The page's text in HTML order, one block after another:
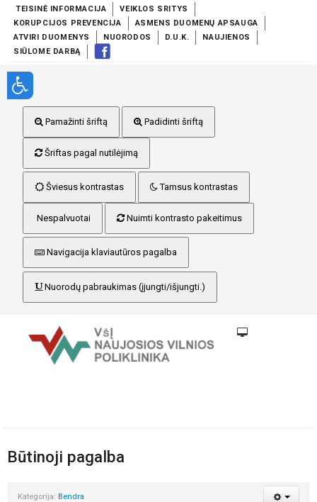
TEISINĖ INFORMACIJA
VEIKLOS SRITYS
KORUPCIJOS PREVENCIJA
ASMENS DUOMENŲ APSAUGA
ATVIRI DUOMENYS
NUORODOS D.U.K.
NAUJIENOS
SIŪLOME DARBĄ
Pamažinti šriftą Padidinti šriftą
Šriftas pagal nutilėjimą
Šviesus kontrastas Tamsus kontrastas
Nespalvuotai Nuimti kontrasto pakeitimus
Navigacija klaviautūros pagalba
Nuorodų pabraukimas (įjungti/išjungti.)
Būtinoji pagalba
Kategorija: Bendra